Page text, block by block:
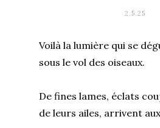
2.5.25
Voilà la lumière qui se
sous le vol des oiseaux.
De fines lames, éclats
de leurs ailes, arrivent